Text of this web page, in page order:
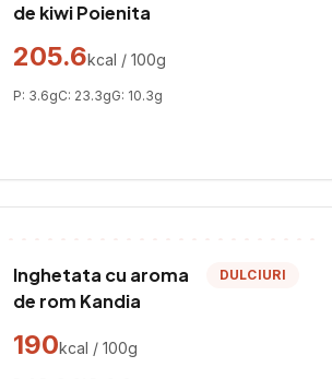
de kiwi Poienita
205.6kcal / 100g
P: 3.6gC: 23.3gG: 10.3g
Inghetata cu aroma
de rom Kandia
DULCIURI
190kcal / 100g